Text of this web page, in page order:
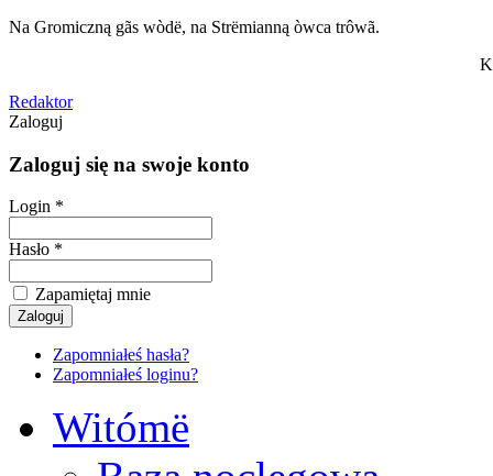
Na Gromiczną gãs wòdë, na Strëmianną òwca trôwã.
Redaktor
Zaloguj
Zaloguj się na swoje konto
Login *
Hasło *
Zapamiętaj mnie
Zapomniałeś hasła?
Zapomniałeś loginu?
Witómë